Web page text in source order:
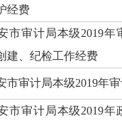
经费
市审计局本级2019年
建、纪检工作经费
市审计局本级2019年
市审计局本级2019年